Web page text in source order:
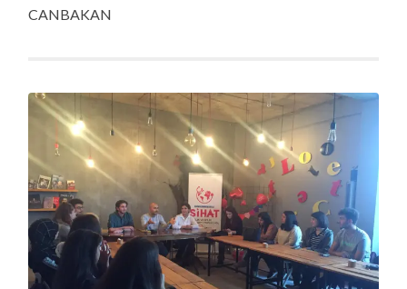
CANBAKAN